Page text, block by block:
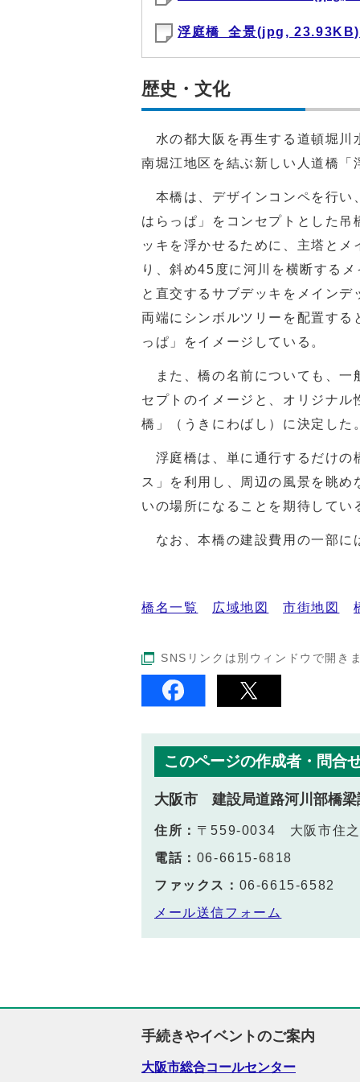
浮庭橋_全景(jpg, 23.93KB)
歴史・文化
水の都大阪を再生する道頓堀川
南堀江地区を結ぶ新しい人道橋
本橋は、デザインコンペを行い
はらっぱ」をコンセプトとした
ッキを浮かせるために、主塔と
り、斜め45度に河川を横断する
と直交するサブデッキをメイン
両端にシンボルツリーを配置す
っぱ」をイメージしている。
また、橋の名前についても、一
セプトのイメージと、オリジナ
橋」（うきにわばし）に決定した
浮庭橋は、単に通行するだけの
ス」を利用し、周辺の風景を眺
いの場所になることを期待してい
なお、本橋の建設費用の一部に
橋名一覧 広域地図 市街地図
SNSリンクは別ウィンドウで開き
このページの作成者・問合
大阪市 建設局道路河川部橋梁
住所： 〒559-0034 大阪市住
電話： 06-6615-6818
ファックス： 06-6615-6582
メール送信フォーム
手続きやイベントのご案内
大阪市総合コールセンター